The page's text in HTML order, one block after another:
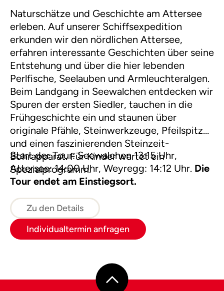
Naturschätze und Geschichte am Attersee
erleben. Auf unserer Schiffsexpedition
erkunden wir den nördlichen Attersee,
erfahren interessante Geschichten über seine
Entstehung und über die hier lebenden
Perlfische, Seelauben und Armleuchteralgen.
Beim Landgang in Seewalchen entdecken wir
Spuren der ersten Siedler, tauchen in die
Frühgeschichte ein und staunen über
originale Pfähle, Steinwerkzeuge, Pfeilspitzen
und einen faszinierenden Steinzeit-
Bohrapparat. Für Kinder wartet ein
Spezialprogramm.
Start der Tour: Seewalchen 13:15 Uhr,
Attersee: 14:00 Uhr, Weyregg: 14:12 Uhr. Die
Tour endet am Einstiegsort.
Zu den Details
Individualtermin anfragen